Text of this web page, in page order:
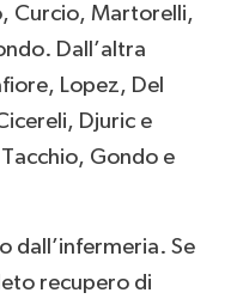
Curcio, Martorelli,
Dall’altra
Lopez, Del
Djuric e
Gondo e
dall’infermeria. Se
recupero di